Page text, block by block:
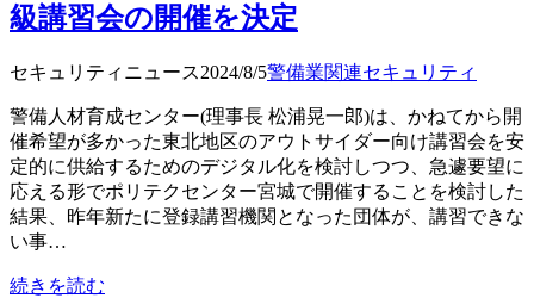
級講習会の開催を決定
セキュリティニュース2024/8/5警備業関連セキュリティ
警備人材育成センター(理事長 松浦晃一郎)は、かねてから開
催希望が多かった東北地区のアウトサイダー向け講習会を安
定的に供給するためのデジタル化を検討しつつ、急遽要望に
応える形でポリテクセンター宮城で開催することを検討した
結果、昨年新たに登録講習機関となった団体が、講習できな
い事…
続きを読む